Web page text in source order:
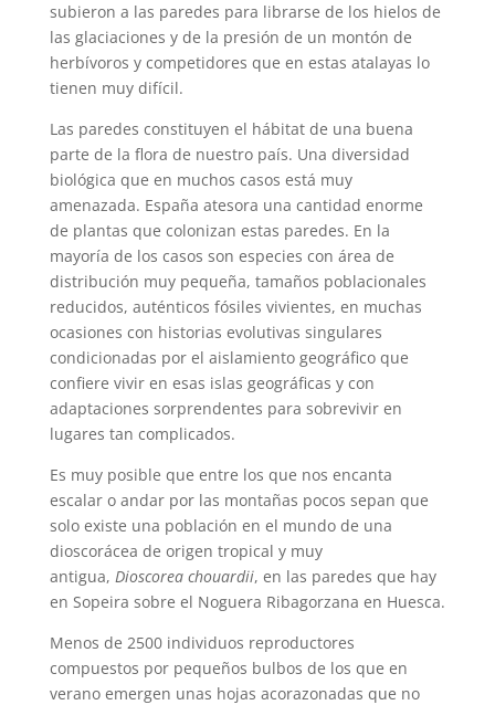
subieron a las paredes para librarse de los hielos de
las glaciaciones y de la presión de un montón de
herbívoros y competidores que en estas atalayas lo
tienen muy difícil.
Las paredes constituyen el hábitat de una buena
parte de la flora de nuestro país. Una diversidad
biológica que en muchos casos está muy
amenazada. España atesora una cantidad enorme
de plantas que colonizan estas paredes. En la
mayoría de los casos son especies con área de
distribución muy pequeña, tamaños poblacionales
reducidos, auténticos fósiles vivientes, en muchas
ocasiones con historias evolutivas singulares
condicionadas por el aislamiento geográfico que
confiere vivir en esas islas geográficas y con
adaptaciones sorprendentes para sobrevivir en
lugares tan complicados.
Es muy posible que entre los que nos encanta
escalar o andar por las montañas pocos sepan que
solo existe una población en el mundo de una
dioscorácea de origen tropical y muy
antigua, Dioscorea chouardii, en las paredes que hay
en Sopeira sobre el Noguera Ribagorzana en Huesca.
Menos de 2500 individuos reproductores
compuestos por pequeños bulbos de los que en
verano emergen unas hojas acorazonadas que no